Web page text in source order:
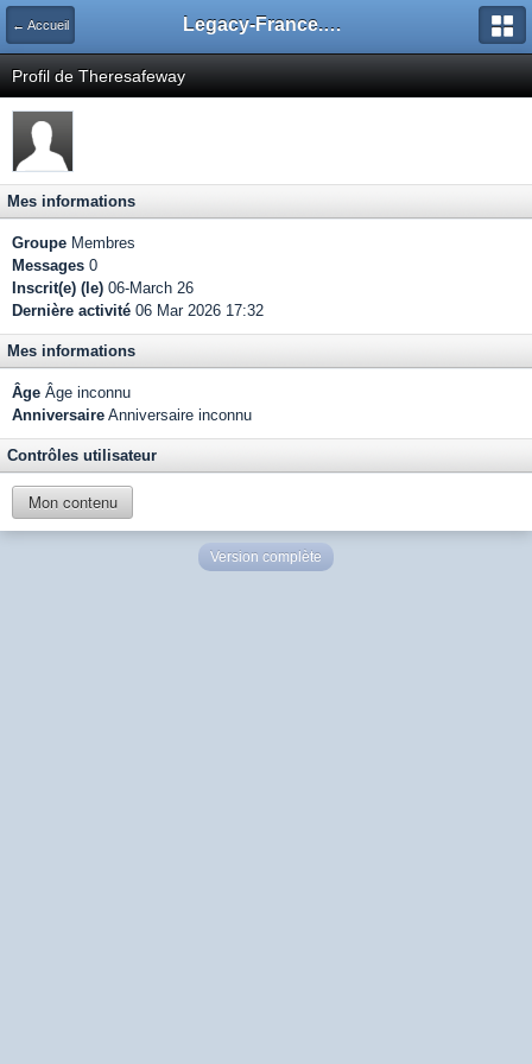
← Accueil Legacy-France.org - Forum
Profil de Theresafeway
Mes informations
Groupe Membres
Messages 0
Inscrit(e) (le) 06-March 26
Dernière activité 06 Mar 2026 17:32
Mes informations
Âge Âge inconnu
Anniversaire Anniversaire inconnu
Contrôles utilisateur
Mon contenu
Version complète